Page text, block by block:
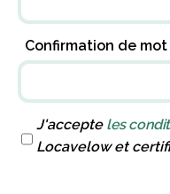
Confirmation de
J'accepte les
Locavelow et